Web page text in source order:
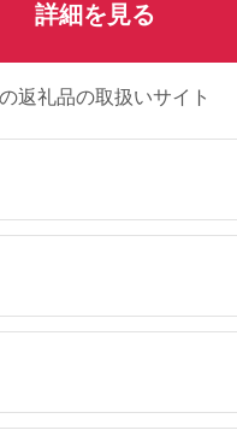
ンケーブル 急
データ転送対
5.0
スマホ Apple
iPhoneSE 3 64GB
5.0
詳細を見る
返礼品の取扱いサイト